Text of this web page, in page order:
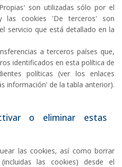
son utilizadas sólo por el
las cookies 'De terceros' son
servicio que está detallado en la
a terceros países que,
identificados en esta política de
políticas (ver los enlaces
información' de la tabla anterior).
o eliminar estas
las cookies, así como borrar
las cookies) desde el